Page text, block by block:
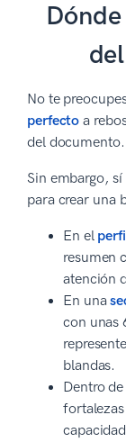
No te
perfecto a
del documento.
Sin embargo,
para crear una
En el
resumen
atención
En una
con unas
blandas.
Dentro